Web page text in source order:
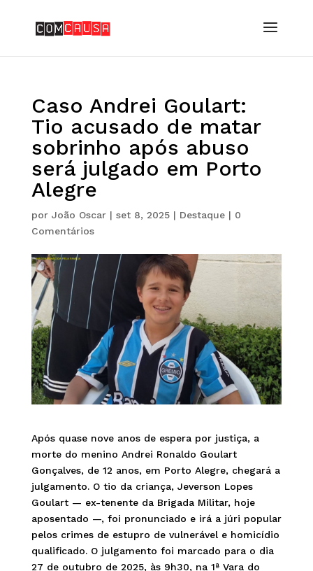
Caso Andrei Goulart:
Tio acusado de matar
sobrinho após abuso
será julgado em Porto
Alegre
por João Oscar| set 8, 2025| Destaque| 0
Comentários
Após quase nove anos de espera por justiça, a
morte do menino Andrei Ronaldo Goulart
Gonçalves, de 12 anos, em Porto Alegre, chegará a
julgamento. O tio da criança, Jeverson Lopes
Goulart — ex-tenente da Brigada Militar, hoje
aposentado —, foi pronunciado e irá a júri popular
pelos crimes de estupro de vulnerável e homicídio
qualificado. O julgamento foi marcado para o dia
27 de outubro de 2025, às 9h30, na 1ª Vara do